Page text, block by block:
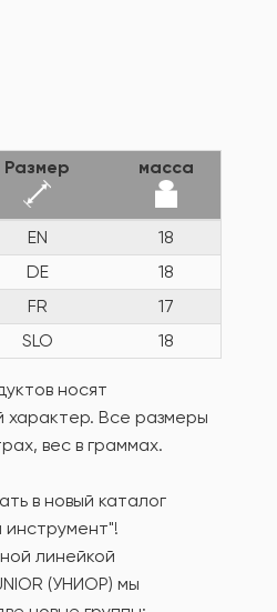
Размер масса
EN
18
DE
18
FR
17
SLO 18
носят
Все размеры
вес в граммах.
в новый каталог
инструмент"!
линейкой
(УНИОР) мы